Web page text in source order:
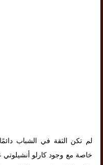
لم تكن الثقة في الشباب
خاصة مع وجود كارلو